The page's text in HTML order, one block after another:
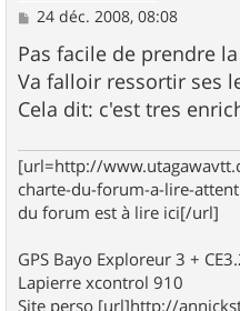
M
s
s
a
g
e
24 déc. 2008, 08:08
Pas facile de prendre
Va falloir ressortir ses
Cela dit: c'est tres
[url=http://
charte-du-forum-a-lire-
du forum est à lire ici[/url]
GPS Bayo Exploreur 3 +
Lapierre xcontrol 910
Site perso [url]http://